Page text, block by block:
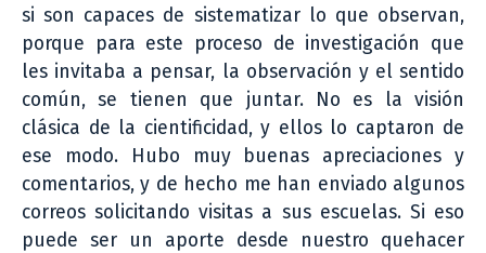
si son capaces de sistematizar lo que observan,
porque para este proceso de investigación que
les invitaba a pensar, la observación y el sentido
común, se tienen que juntar. No es la visión
clásica de la cientificidad, y ellos lo captaron de
ese modo. Hubo muy buenas apreciaciones y
comentarios, y de hecho me han enviado algunos
correos solicitando visitas a sus escuelas. Si eso
puede ser un aporte desde nuestro quehacer